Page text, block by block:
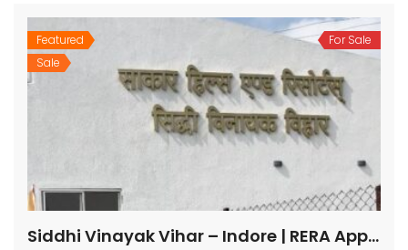
Featured
Sale
For Sale
Siddhi Vinayak Vihar – Indore | RERA Approved Plots